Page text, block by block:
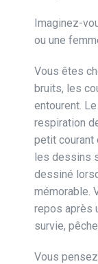
Imaginez-
ou une
Vous êtes
bruits, les
entourent.
respiration
petit courant
les dessins
dessiné
mémorable.
repos après
survie,
Vous